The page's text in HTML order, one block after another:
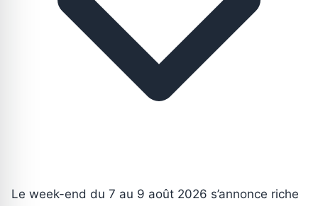
Le week-end du 7 au 9 août 2026 s’annonce riche